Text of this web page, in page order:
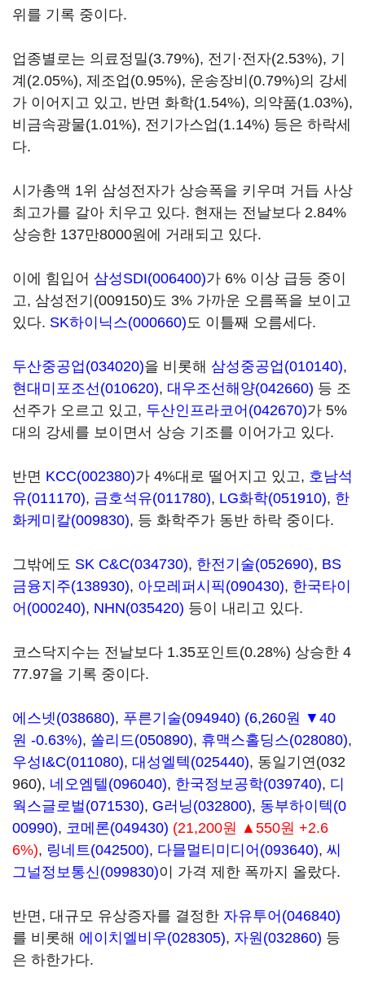
위를 기록 중이다.
업종별로는 의료정밀(3.79%), 전기·전자(2.53%), 기
계(2.05%), 제조업(0.95%), 운송장비(0.79%)의 강세
가 이어지고 있고, 반면 화학(1.54%), 의약품(1.03%),
비금속광물(1.01%), 전기가스업(1.14%) 등은 하락세
다.
시가총액 1위 삼성전자가 상승폭을 키우며 거듭 사상
최고가를 갈아 치우고 있다. 현재는 전날보다 2.84%
상승한 137만8000원에 거래되고 있다.
이에 힘입어 삼성SDI(006400)가 6% 이상 급등 중이
고, 삼성전기(009150)도 3% 가까운 오름폭을 보이고
있다. SK하이닉스(000660)도 이틀째 오름세다.
두산중공업(034020)을 비롯해 삼성중공업(010140),
현대미포조선(010620), 대우조선해양(042660) 등 조
선주가 오르고 있고, 두산인프라코어(042670)가 5%
대의 강세를 보이면서 상승 기조를 이어가고 있다.
반면 KCC(002380)가 4%대로 떨어지고 있고, 호남석
유(011170), 금호석유(011780), LG화학(051910), 한
화케미칼(009830), 등 화학주가 동반 하락 중이다.
그밖에도 SK C&C(034730), 한전기술(052690), BS
금융지주(138930), 아모레퍼시픽(090430), 한국타이
어(000240), NHN(035420) 등이 내리고 있다.
코스닥지수는 전날보다 1.35포인트(0.28%) 상승한 4
77.97을 기록 중이다.
에스넷(038680), 푸른기술(094940) (6,260원 ▼40
원 -0.63%), 쏠리드(050890), 휴맥스홀딩스(028080),
우성I&C(011080), 대성엘텍(025440), 동일기연(032
960), 네오엠텔(096040), 한국정보공학(039740), 디
웍스글로벌(071530), G러닝(032800), 동부하이텍(0
00990), 코메론(049430) (21,200원 ▲550원 +2.6
6%), 링네트(042500), 다믈멀티미디어(093640), 씨
그널정보통신(099830)이 가격 제한 폭까지 올랐다.
반면, 대규모 유상증자를 결정한 자유투어(046840)
를 비롯해 에이치엘비우(028305), 자원(032860) 등
은 하한가다.